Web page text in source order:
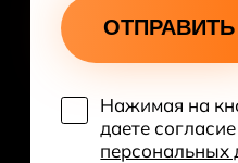
ОТПРАВИТЬ
Нажимая на
даете
персональных